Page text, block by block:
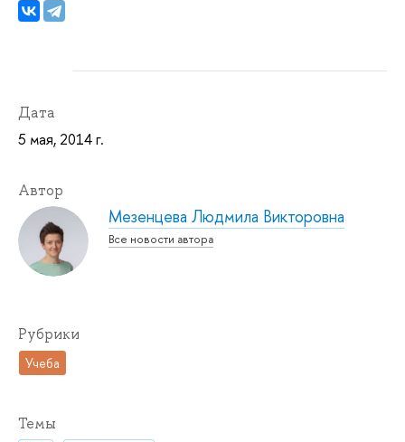
Дата
5 мая, 2014 г.
Автор
Мезенцева Людмила Викторовна
Все новости автора
Рубрики
Учеба
Темы